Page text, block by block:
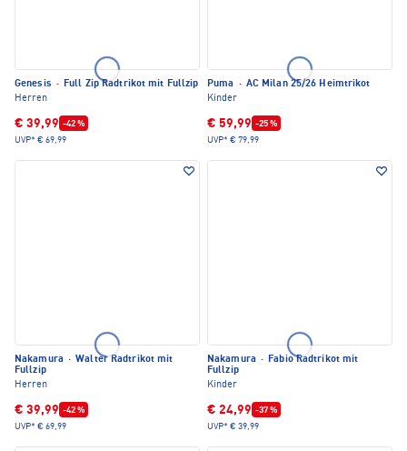
Genesis · Full Zip Radtrikot mit Fullzip
Herren
€ 39,99 -42 %
UVP* € 69,99
Puma · AC Milan 25/26 Heimtrikot
Kinder
€ 59,99 -25 %
UVP* € 79,99
Nakamura · Walter Radtrikot mit
Fullzip
Herren
€ 39,99 -42 %
UVP* € 69,99
Nakamura · Fabio Radtrikot mit
Fullzip
Kinder
€ 24,99 -37 %
UVP* € 39,99